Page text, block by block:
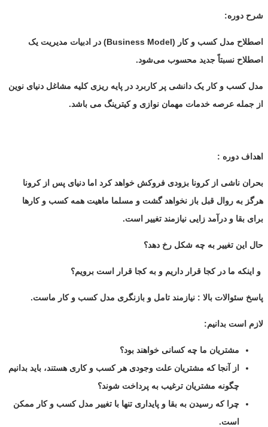
شرح دوره:
اصطلاح مدل کسب و کار (Business Model)
در ادبیات مدیریت یک
اصطلاح نسبتاً جدید محسوب می‌شود.
مدل کسب و کار یک دانشی پر کاربرد در پایه ریزی کلیه مشاغل دنیای نوین
از جمله عرصه خدمات مهمان نوازی و کیترینگ می باشد.
اهداف دوره :
بحران ناشی از کرونا بزودی فروکش خواهد کرد اما دنیای پس از کرونا
هرگز به روال قبل باز نخواهد گشت و مسلما ماهیت همه کسب و کارها
برای بقا و درآمد زایی نیازمند تغییر است.
حال این تغییر به چه شکل رخ دهد؟
و اینکه ما در کجا قرار داریم و به کجا قرار است برویم؟
پاسخ سئوالات بالا : نیازمند تامل و بازنگری مدل کسب و کار ماست.
لازم است بدانیم:
مشتریان ما چه کسانی خواهند بود؟
از آنجا که مشتریان علت وجودی هر کسب و کاری هستند، باید بدانیم
چگونه مشتریان ترغیب به پرداخت شوند؟
چرا که رسیدن به بقا و پایداری تنها با تغییر مدل کسب و کار ممکن
است.